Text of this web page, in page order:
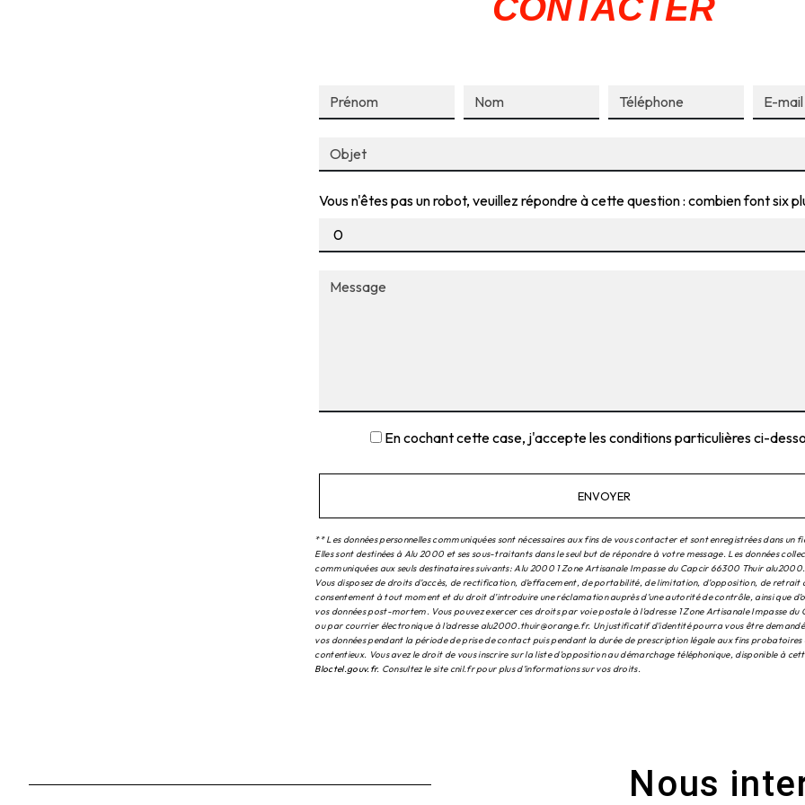
CONTACTER
Vous n'êtes pas un robot, veuillez répondre à cette question : combien font six
En cochant cette case, j'accepte les conditions particulières ci-
ENVOYER
** Les données personnelles communiquées sont nécessaires aux fins de vous contacter et sont enregistrées dans un
Elles sont destinées à Alu 2000 et ses sous-traitants dans le seul but de répondre à votre message. Les données
communiquées aux seuls destinataires suivants: Alu 2000 1 Zone Artisanale Impasse du Capcir 66300 Thuir
Vous disposez de droits d’accès, de rectification, d’effacement, de portabilité, de limitation, d’opposition, de retrait
consentement à tout moment et du droit d’introduire une réclamation auprès d’une autorité de contrôle, ainsi que
vos données post-mortem. Vous pouvez exercer ces droits par voie postale à l'adresse 1 Zone Artisanale Impasse
ou par courrier électronique à l'adresse alu2000.thuir@orange.fr. Un justificatif d'identité pourra vous être
vos données pendant la période de prise de contact puis pendant la durée de prescription légale aux fins probatoires
contentieux. Vous avez le droit de vous inscrire sur la liste d'opposition au démarchage téléphonique, disponible à
Bloctel.gouv.fr. Consultez le site cnil.fr pour plus d’informations sur vos droits.
Nous